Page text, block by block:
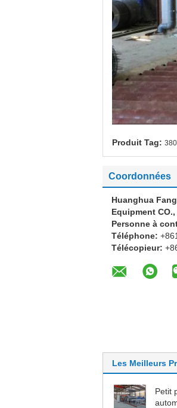
Produit Tag:
Coordonnées
Huanghua
Equipment
Personne à
Téléphone:
Télécopieur:
Les Meilleurs
Petit